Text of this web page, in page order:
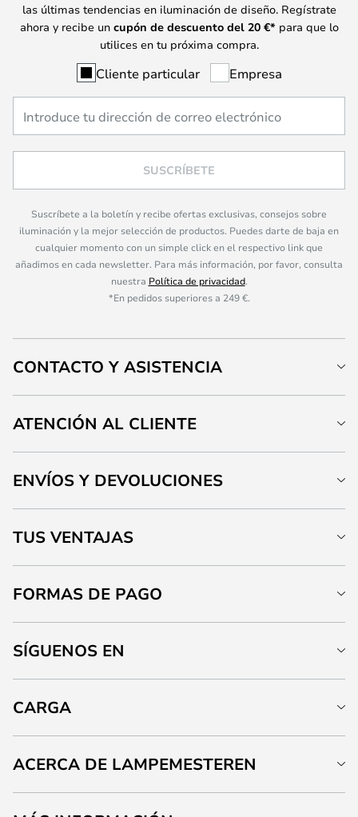
las últimas tendencias en iluminación de diseño. Regístrate
ahora y recibe un cupón de descuento del 20 €* para que lo
utilices en tu próxima compra.
Cliente particular Empresa
SUSCRÍBETE
Suscríbete a la boletín y recibe ofertas exclusivas, consejos sobre
iluminación y la mejor selección de productos. Puedes darte de baja en
cualquier momento con un simple click en el respectivo link que
añadimos en cada newsletter. Para más información, por favor, consulta
nuestra Política de privacidad.
*En pedidos superiores a 249 €.
CONTACTO Y ASISTENCIA
ATENCIÓN AL CLIENTE
ENVÍOS Y DEVOLUCIONES
TUS VENTAJAS
FORMAS DE PAGO
SÍGUENOS EN
CARGA
ACERCA DE LAMPEMESTEREN